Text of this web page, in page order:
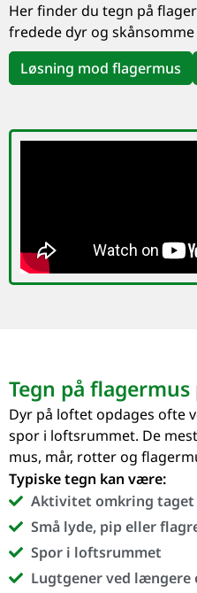
Her finder du tegn på
fredede dyr og
Løsning mod flagermus
Tegn på
Dyr på loftet opdages ofte
spor i loftsrummet. De
mus, mår, rotter og
Typiske tegn kan være:
Aktivitet omkring taget
Små lyde, pip eller
Spor i loftsrummet
Lugtgener ved længere